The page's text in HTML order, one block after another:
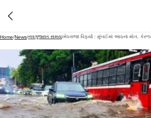
Home/News/નવગુજરાત સમય/મેઘરાજા વિફર્યા : મુંબઈમાં આઠનાં મોત,